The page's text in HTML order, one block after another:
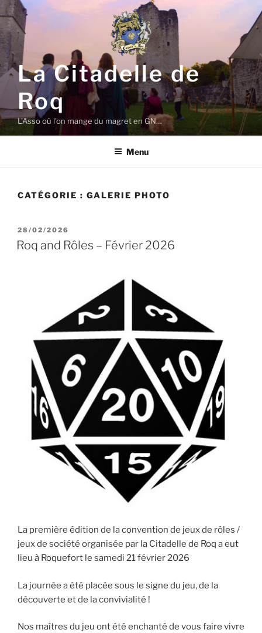
Aller
au
contenu
principal
La Citadelle de
Roq
L'Asso où l'on mange du magret en GN…
Menu
CATÉGORIE : GALERIE PHOTO
PUBLIÉ
LE
28/02/2026
Roq and Rôles – Février 2026
La première édition de la convention de jeux de rôles /
jeux de société organisée par la Citadelle de Roq a eut
lieu à Roquefort le samedi 21 février 2026
La journée a été placée sous le signe du jeu, de la
découverte et de la convivialité !
Nos maîtres du jeu ont été enchanté de vous faire vivre